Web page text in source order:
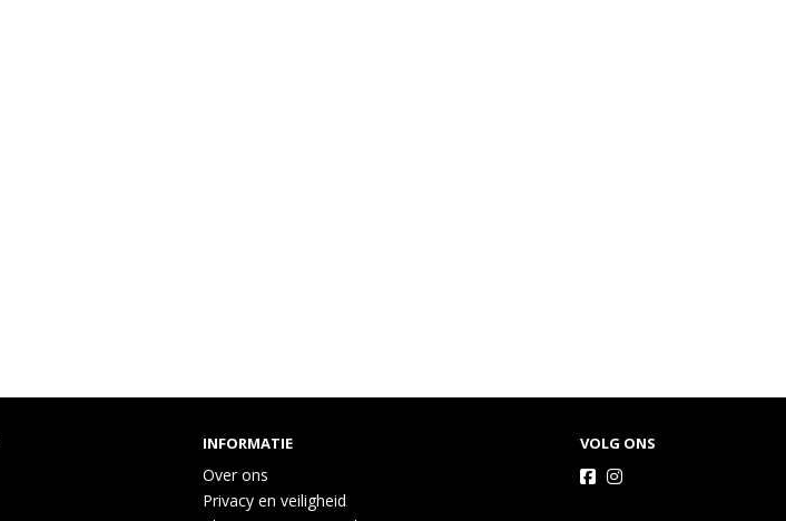
INFORMATIE
Over ons
Privacy en veiligheid
VOLG ONS